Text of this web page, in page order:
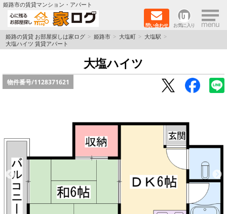
姫路市の賃貸マンション・アパート
問い合わせ お気に入り ×
TOPページ
ペットOK物件
初期費用リーズナブル物件
都市ガス物件
路線·駅から探す
姫路の賃貸 お部屋探しは家ログ 姫路市 大塩町
大塩駅
大塩ハイツ 賃貸アパート
大塩ハイツ
物件番号/1128371621